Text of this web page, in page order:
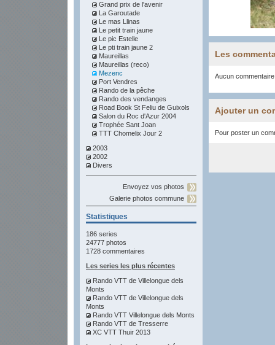
Grand prix de l'avenir
La Garoutade
Le mas Llinas
Le petit train jaune
Le pic Estelle
Le pti train jaune 2
Maureillas
Maureillas (reco)
Mezenc
Port Vendres
Rando de la pêche
Rando des vendanges
Road Book St Feliu de Guixols
Salon du Roc d'Azur 2004
Trophée Sant Joan
TTT Chomelix Jour 2
2003
2002
Divers
Envoyez vos photos
Galerie photos commune
Statistiques
186 series
24777 photos
1728 commentaires
Les series les plus récentes
Rando VTT de Villelongue dels
Monts
Rando VTT de Villelongue dels
Monts
Rando VTT Villelongue dels Monts
Rando VTT de Tresserre
XC VTT Thuir 2013
Les
Aucun
Ajouter un
Pour poster un